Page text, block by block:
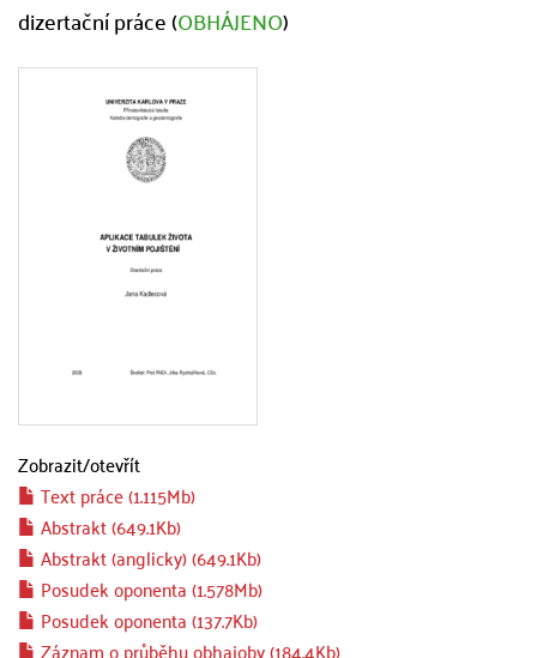
dizertační práce (OBHÁJENO)
Zobrazit/otevřít
Text práce (1.115Mb)
Abstrakt (649.1Kb)
Abstrakt (anglicky) (649.1Kb)
Posudek oponenta (1.578Mb)
Posudek oponenta (137.7Kb)
Záznam o průběhu obhajoby (184.4Kb)